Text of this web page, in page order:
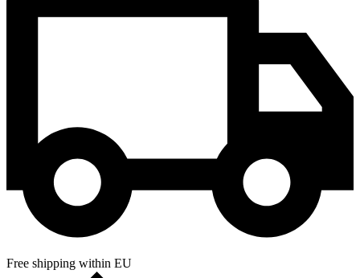
Free shipping within EU